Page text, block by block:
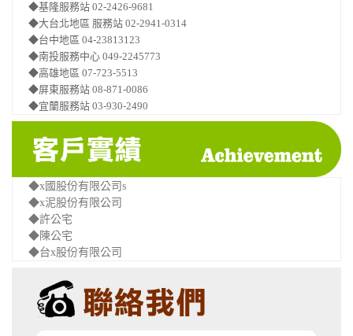
◆基隆服務站 02-2426-9681
◆大台北地區 服務站 02-2941-0314
◆台中地區 04-23813123
◆南投服務中心 049-2245773
◆高雄地區 07-723-5513
◆屏東服務站 08-871-0086
◆宜蘭服務站 03-930-2490
◆x國股份有限公司s
◆x泥股份有限公司
◆許公宅
◆陳公宅
◆台x股份有限公司